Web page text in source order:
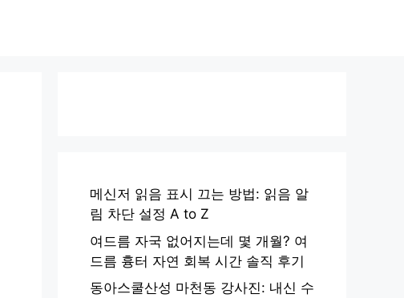
메신저 읽음 표시 끄는 방법: 읽음 알
림 차단 설정 A to Z
여드름 자국 없어지는데 몇 개월? 여
드름 흉터 자연 회복 시간 솔직 후기
동아스쿨산성 마천동 강사진: 내신 수